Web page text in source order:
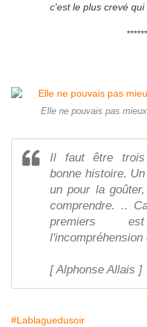
c'est le plus crevé
Elle ne pouvais pas
Il faut être trois
bonne histoire.
un pour la
comprendre. ..
premiers
l'incompréhension
[ Alphonse Allais ]
#Lablaguedusoir